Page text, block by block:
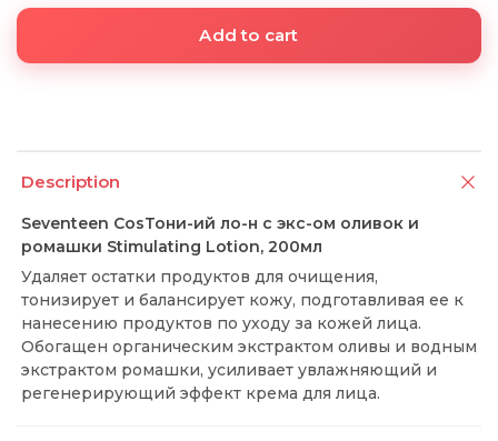
Add to cart
Description
Seventeen CosТони-ий ло-н с экс-ом оливок и
ромашки Stimulating Lotion, 200мл
Удаляет остатки продуктов для очищения,
тонизирует и балансирует кожу, подготавливая ее к
нанесению продуктов по уходу за кожей лица.
Обогащен органическим экстрактом оливы и водным
экстрактом ромашки, усиливает увлажняющий и
регенерирующий эффект крема для лица.